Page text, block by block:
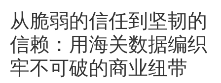
从脆弱的信任到坚韧的
信赖：用海关数据编织
牢不可破的商业纽带